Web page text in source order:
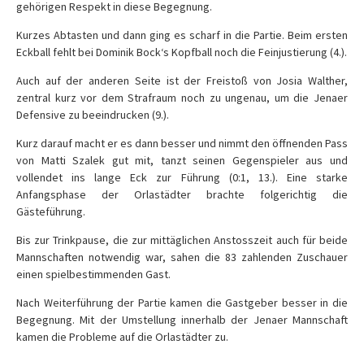
gehörigen Respekt in diese Begegnung.
Kurzes Abtasten und dann ging es scharf in die Partie. Beim ersten
Eckball fehlt bei Dominik Bock‘s Kopfball noch die Feinjustierung (4.).
Auch auf der anderen Seite ist der Freistoß von Josia Walther,
zentral kurz vor dem Strafraum noch zu ungenau, um die Jenaer
Defensive zu beeindrucken (9.).
Kurz darauf macht er es dann besser und nimmt den öffnenden Pass
von Matti Szalek gut mit, tanzt seinen Gegenspieler aus und
vollendet ins lange Eck zur Führung (0:1, 13.). Eine starke
Anfangsphase der Orlastädter brachte folgerichtig die
Gästeführung.
Bis zur Trinkpause, die zur mittäglichen Anstosszeit auch für beide
Mannschaften notwendig war, sahen die 83 zahlenden Zuschauer
einen spielbestimmenden Gast.
Nach Weiterführung der Partie kamen die Gastgeber besser in die
Begegnung. Mit der Umstellung innerhalb der Jenaer Mannschaft
kamen die Probleme auf die Orlastädter zu.